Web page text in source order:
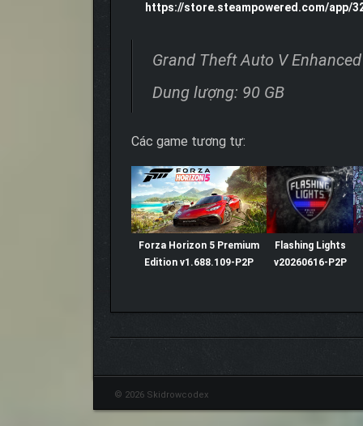
https://store.steampowered.com/app/
Grand Theft Auto V
Dung lượng: 90 GB
Các game tương tự:
Forza Horizon 5 Premium
Edition v1.688.109-P2P
Flashing Lights
v20260616-P2P
© 2026 Skidrowcodex